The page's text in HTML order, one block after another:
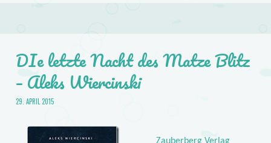
DIe letzte Nacht des Matze Blitz
– Aleks Wiercinski
29. APRIL 2015
Zauberberg Verlag